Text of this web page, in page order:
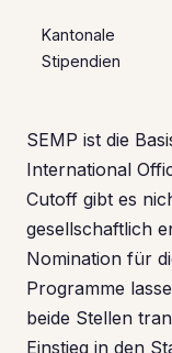
Kantonale
Stipendien
SEMP ist die
International
Cutoff gibt es
gesellschaftlich
Nomination für
Programme
beide Stellen
Einstieg in den